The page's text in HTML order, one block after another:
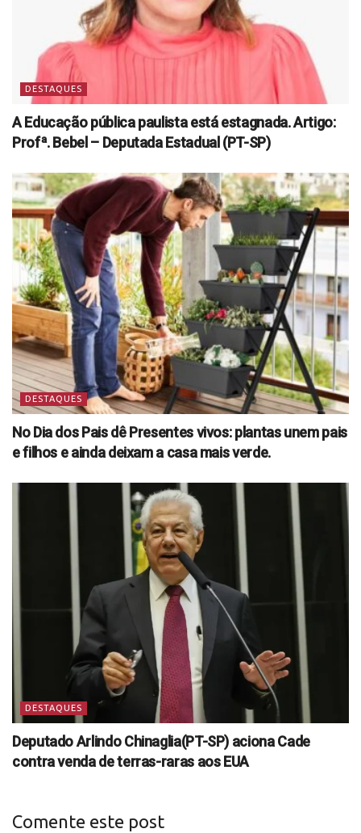
DESTAQUES
A Educação pública paulista está estagnada. Artigo:
Profª. Bebel – Deputada Estadual (PT-SP)
DESTAQUES
No Dia dos Pais dê Presentes vivos: plantas unem pais
e filhos e ainda deixam a casa mais verde.
DESTAQUES
Deputado Arlindo Chinaglia(PT-SP) aciona Cade
contra venda de terras-raras aos EUA
Comente este post